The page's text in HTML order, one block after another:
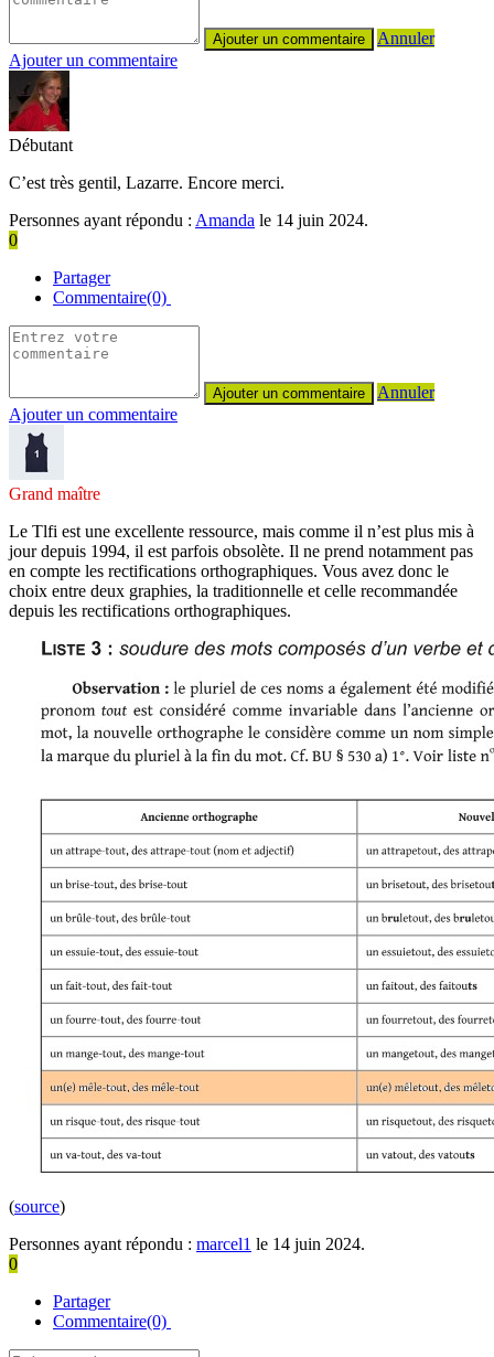
Annuler
Ajouter un commentaire
Débutant
C’est très gentil, Lazarre. Encore merci.
Personnes ayant répondu : Amanda le 14 juin 2024.
0
Partager
Commentaire(0)
Annuler
Ajouter un commentaire
Grand maître
Le Tlfi est une excellente ressource, mais comme il n’est plus mis à
jour depuis 1994, il est parfois obsolète. Il ne prend notamment pas
en compte les rectifications orthographiques. Vous avez donc le
choix entre deux graphies, la traditionnelle et celle recommandée
depuis les rectifications orthographiques.
(source)
Personnes ayant répondu : marcel1 le 14 juin 2024.
0
Partager
Commentaire(0)